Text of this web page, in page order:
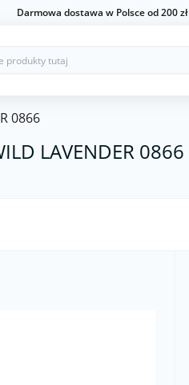
Darmowa dostawa w Polsce od 200 zł
0866
LAVENDER 0866